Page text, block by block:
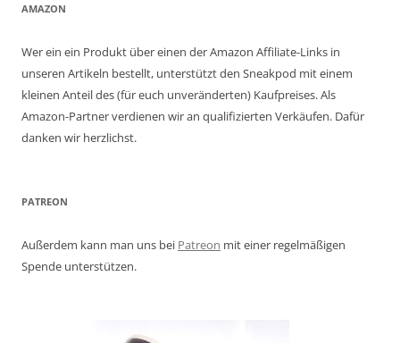
AMAZON
Wer ein ein Produkt über einen der Amazon Affiliate-Links in
unseren Artikeln bestellt, unterstützt den Sneakpod mit einem
kleinen Anteil des (für euch unveränderten) Kaufpreises. Als
Amazon-Partner verdienen wir an qualifizierten Verkäufen. Dafür
danken wir herzlichst.
PATREON
Außerdem kann man uns bei Patreon mit einer regelmäßigen
Spende unterstützen.